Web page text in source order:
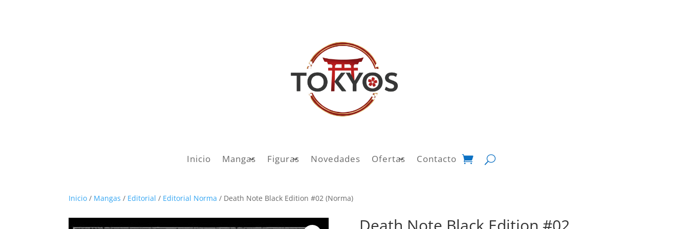
Inicio Mangas Figuras Novedades Ofertas Contacto
Inicio / Mangas / Editorial / Editorial Norma / Death Note Black Edition #02 (Norma)